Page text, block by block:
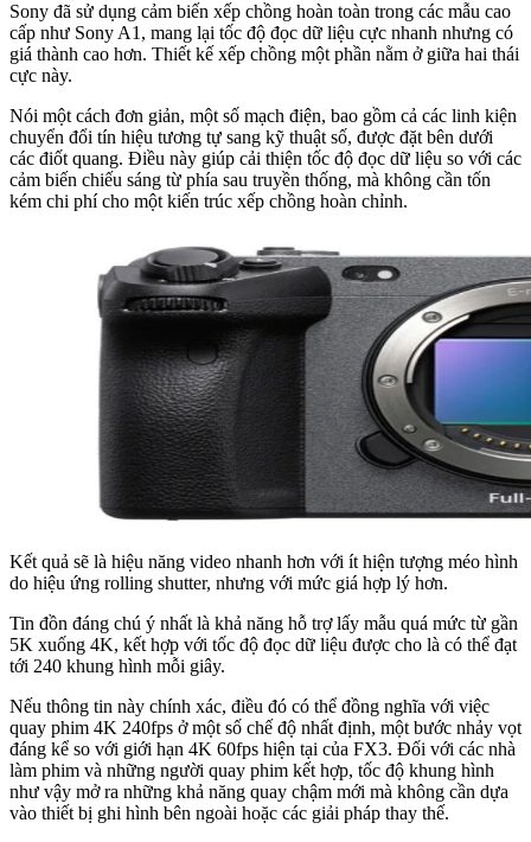
Sony đã sử dụng cảm biến xếp chồng hoàn toàn trong các mẫu cao
cấp như Sony A1, mang lại tốc độ đọc dữ liệu cực nhanh nhưng có
giá thành cao hơn. Thiết kế xếp chồng một phần nằm ở giữa hai thái
cực này.
Nói một cách đơn giản, một số mạch điện, bao gồm cả các linh kiện
chuyển đổi tín hiệu tương tự sang kỹ thuật số, được đặt bên dưới
các điốt quang. Điều này giúp cải thiện tốc độ đọc dữ liệu so với các
cảm biến chiếu sáng từ phía sau truyền thống, mà không cần tốn
kém chi phí cho một kiến ​​trúc xếp chồng hoàn chỉnh.
Kết quả sẽ là hiệu năng video nhanh hơn với ít hiện tượng méo hình
do hiệu ứng rolling shutter, nhưng với mức giá hợp lý hơn.
Tin đồn đáng chú ý nhất là khả năng hỗ trợ lấy mẫu quá mức từ gần
5K xuống 4K, kết hợp với tốc độ đọc dữ liệu được cho là có thể đạt
tới 240 khung hình mỗi giây.
Nếu thông tin này chính xác, điều đó có thể đồng nghĩa với việc
quay phim 4K 240fps ở một số chế độ nhất định, một bước nhảy vọt
đáng kể so với giới hạn 4K 60fps hiện tại của FX3. Đối với các nhà
làm phim và những người quay phim kết hợp, tốc độ khung hình
như vậy mở ra những khả năng quay chậm mới mà không cần dựa
vào thiết bị ghi hình bên ngoài hoặc các giải pháp thay thế.